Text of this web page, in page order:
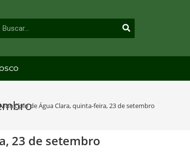
de Água Clara, quinta-feira, 23 de setembro
23 de setembro